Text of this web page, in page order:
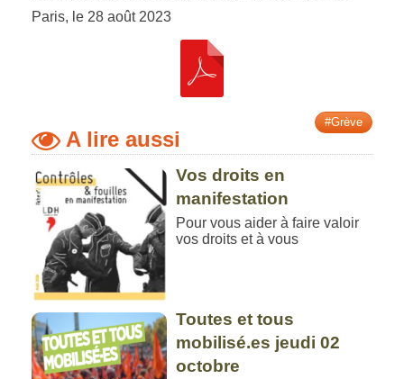
Paris, le 28 août 2023
#Grève
A lire aussi
Vos droits en
manifestation
Pour vous aider à faire valoir
vos droits et à vous
Toutes et tous
mobilisé.es jeudi 02
octobre